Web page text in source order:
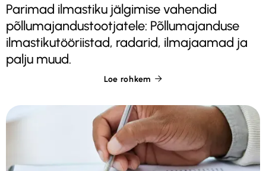
Parimad ilmastiku jälgimise vahendid
põllumajandustootjatele: Põllumajanduse
ilmastikutööriistad, radarid, ilmajaamad ja
palju muud.
Loe rohkem 